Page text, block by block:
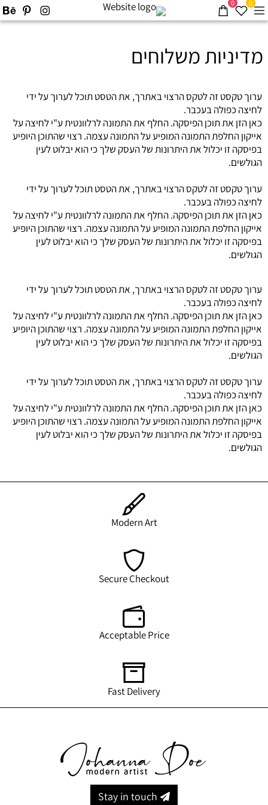
0
0
מדיניות משלוחים
ערוך טקסט זה לטקס הרצוי באתרך, את הטסט תוכל לערוך על ידי
לחיצה כפולה בעכבר.
כאן הזן את תוכן הפיסקה. החלף את התמונה לרלוונטית ע"י לחיצה על
אייקון החלפת התמונה המופיע על התמונה עצמה. רצוי שהתוכן היופיע
בפיסקה זו יכלול את היתרונות של העסק שלך כי הוא יבלוט לעין
הגולשים.
ערוך טקסט זה לטקס הרצוי באתרך, את הטסט תוכל לערוך על ידי
לחיצה כפולה בעכבר.
כאן הזן את תוכן הפיסקה. החלף את התמונה לרלוונטית ע"י לחיצה על
אייקון החלפת התמונה המופיע על התמונה עצמה. רצוי שהתוכן היופיע
בפיסקה זו יכלול את היתרונות של העסק שלך כי הוא יבלוט לעין
הגולשים.
ערוך טקסט זה לטקס הרצוי באתרך, את הטסט תוכל לערוך על ידי
לחיצה כפולה בעכבר.
כאן הזן את תוכן הפיסקה. החלף את התמונה לרלוונטית ע"י לחיצה על
אייקון החלפת התמונה המופיע על התמונה עצמה. רצוי שהתוכן היופיע
בפיסקה זו יכלול את היתרונות של העסק שלך כי הוא יבלוט לעין
הגולשים.
ערוך טקסט זה לטקס הרצוי באתרך, את הטסט תוכל לערוך על ידי
לחיצה כפולה בעכבר.
כאן הזן את תוכן הפיסקה. החלף את התמונה לרלוונטית ע"י לחיצה על
אייקון החלפת התמונה המופיע על התמונה עצמה. רצוי שהתוכן היופיע
בפיסקה זו יכלול את היתרונות של העסק שלך כי הוא יבלוט לעין
הגולשים.
Modern Art
Secure Checkout
Acceptable Price
Fast Delivery
Stay in touch